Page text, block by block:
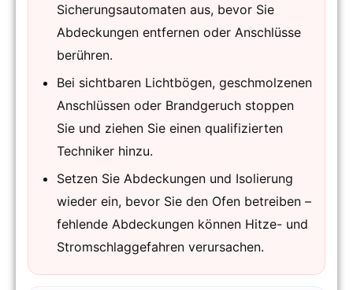
Sicherungsautomaten aus, bevor Sie
Abdeckungen entfernen oder Anschlüsse
berühren.
Bei sichtbaren Lichtbögen, geschmolzenen
Anschlüssen oder Brandgeruch stoppen
Sie und ziehen Sie einen qualifizierten
Techniker hinzu.
Setzen Sie Abdeckungen und Isolierung
wieder ein, bevor Sie den Ofen betreiben –
fehlende Abdeckungen können Hitze- und
Stromschlaggefahren verursachen.